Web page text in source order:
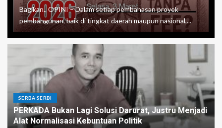
Bagikan.. OPINI – Dalam setiap pembahasan proyek
pembangunan, baik di tingkat daerah maupun nasional,...
SERBA SERBI
PERKADA Bukan Lagi Solusi Darurat, Justru Menjadi
Alat Normalisasi Kebuntuan Politik